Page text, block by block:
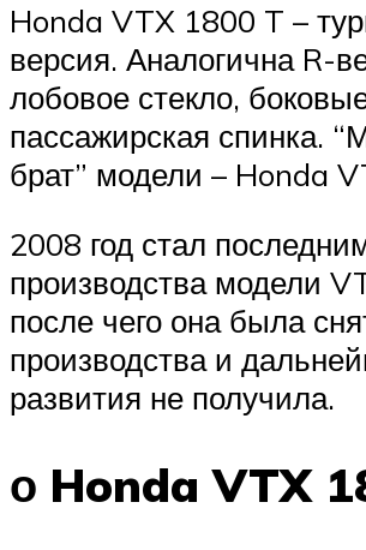
Honda VTX 1800 T –
версия. Аналогична R-
лобовое стекло,
пассажирская спинка.
брат” модели – Honda
2008 год стал
производства модели
после чего она была
производства и
развития не получила.
о Honda VTX